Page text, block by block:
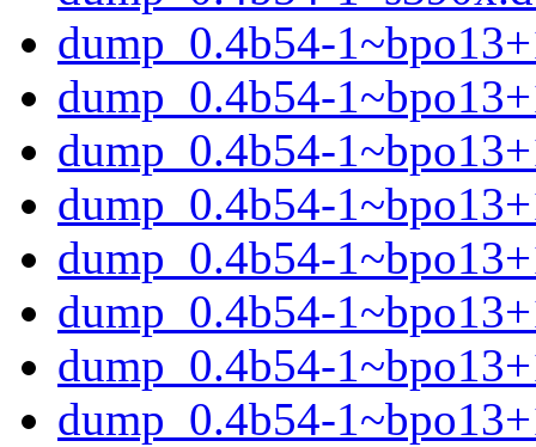
dump_0.4b54-
dump_0.4b54-
dump_0.4b54-
dump_0.4b54-
dump_0.4b54-
dump_0.4b54-
dump_0.4b54-
dump_0.4b54-